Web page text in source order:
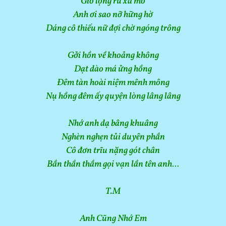
Anh ơi sao nỡ hững hờ
Dáng cô thiếu nữ đợi chờ ngóng trông
Gởi hồn về khoảng không
Dạt dào má ửng hồng
Đêm tàn hoài niệm mênh mông
Nụ hồng đêm ấy quyện lòng lâng lâng
Nhớ anh dạ bâng khuâng
Nghèn nghẹn tủi duyên phần
Cô đơn trĩu nặng gót chân
Bần thần thầm gọi vạn lần tên anh…
T.M
Anh Cũng Nhớ Em